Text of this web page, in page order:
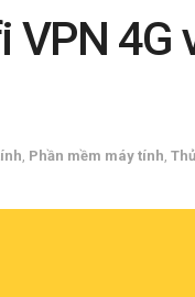
VPN 4G
Phần mềm máy tính